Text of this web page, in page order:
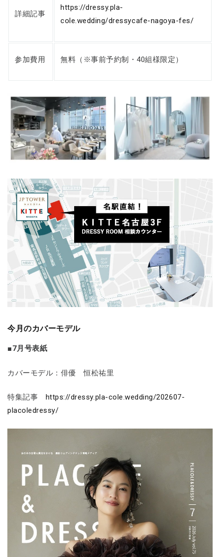
詳細記事
https://dressy.pla-
cole.wedding/dressycafe-nagoya-fes/
参加費用 無料（※事前予約制・40組様限定）
今月のカバーモデル
■7月号表紙
カバーモデル：俳優 恒松祐里
特集記事 https://dressy.pla-cole.wedding/202607-
placoledressy/